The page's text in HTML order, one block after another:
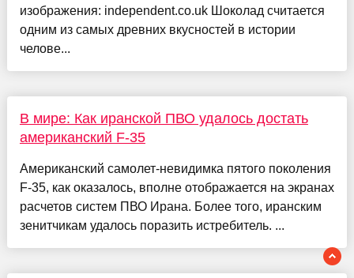
изображения: independent.co.uk Шоколад считается
одним из самых древних вкусностей в истории
челове...
В мире: Как иранской ПВО удалось достать
американский F-35
Американский самолет-невидимка пятого поколения
F-35, как оказалось, вполне отображается на экранах
расчетов систем ПВО Ирана. Более того, иранским
зенитчикам удалось поразить истребитель. ...